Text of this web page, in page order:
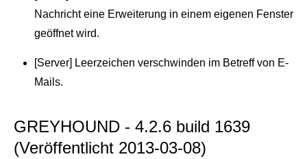
Nachricht eine Erweiterung in einem eigenen Fenster
geöffnet wird.
[Server] Leerzeichen verschwinden im Betreff von E-
Mails.
GREYHOUND - 4.2.6 build 1639
(Veröffentlicht 2013-03-08)